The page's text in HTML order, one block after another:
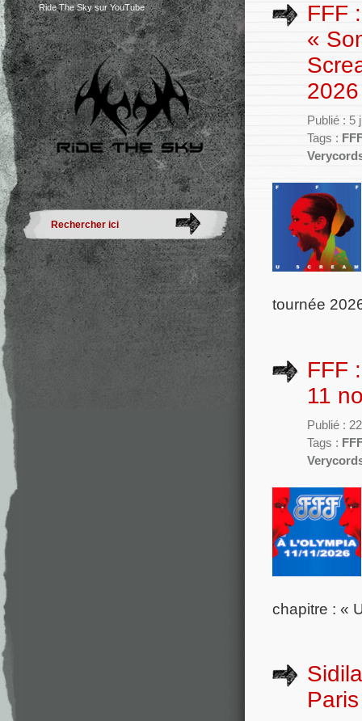
Ride The Sky sur YouTube
FFF
«
Publié : 5
Tags :
tournée
FFF
11
Publié :
Tags :
chapitre : «